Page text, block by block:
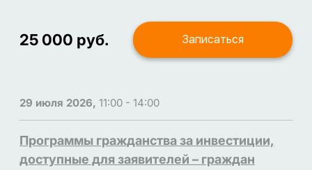
25 000 руб. Записаться
29 июля 2026, 11:00 - 14:00
Программы гражданства за инвестиции,
доступные для заявителей – граждан